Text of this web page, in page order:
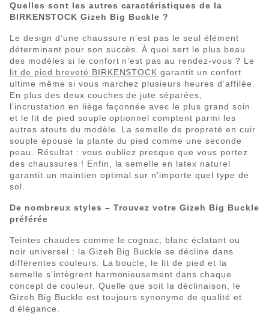
Quelles sont les autres caractéristiques de la
BIRKENSTOCK Gizeh Big Buckle ?
Le design d’une chaussure n’est pas le seul élément
déterminant pour son succès. À quoi sert le plus beau
des modèles si le confort n’est pas au rendez-vous ? Le
lit de pied breveté BIRKENSTOCK garantit un confort
ultime même si vous marchez plusieurs heures d’affilée.
En plus des deux couches de jute séparées,
l’incrustation en liège façonnée avec le plus grand soin
et le lit de pied souple optionnel comptent parmi les
autres atouts du modèle. La semelle de propreté en cuir
souple épouse la plante du pied comme une seconde
peau. Résultat : vous oubliez presque que vous portez
des chaussures ! Enfin, la semelle en latex naturel
garantit un maintien optimal sur n’importe quel type de
sol.
De nombreux styles – Trouvez votre Gizeh Big Buckle
préférée
Teintes chaudes comme le cognac, blanc éclatant ou
noir universel : la Gizeh Big Buckle se décline dans
différentes couleurs. La boucle, le lit de pied et la
semelle s’intègrent harmonieusement dans chaque
concept de couleur. Quelle que soit la déclinaison, le
Gizeh Big Buckle est toujours synonyme de qualité et
d’élégance.